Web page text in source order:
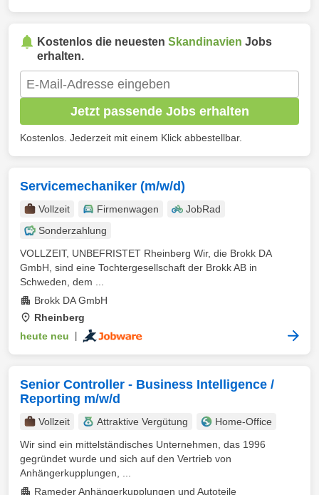
Kostenlos die neuesten Skandinavien Jobs
erhalten.
Jetzt passende Jobs erhalten
Kostenlos. Jederzeit mit einem Klick abbestellbar.
Servicemechaniker (m/w/d)
Vollzeit Firmenwagen
JobRad
Sonderzahlung
VOLLZEIT, UNBEFRISTET Rheinberg Wir, die Brokk DA
GmbH, sind eine Tochtergesellschaft der Brokk AB in
Schweden, dem ...
Brokk DA GmbH
Rheinberg
heute neu
Senior Controller - Business Intelligence /
Reporting m/w/d
Vollzeit Attraktive Vergütung
Home-Office
Wir sind ein mittelständisches Unternehmen, das 1996
gegründet wurde und sich auf den Vertrieb von
Anhängerkupplungen, ...
Rameder Anhängerkupplungen und Autoteile